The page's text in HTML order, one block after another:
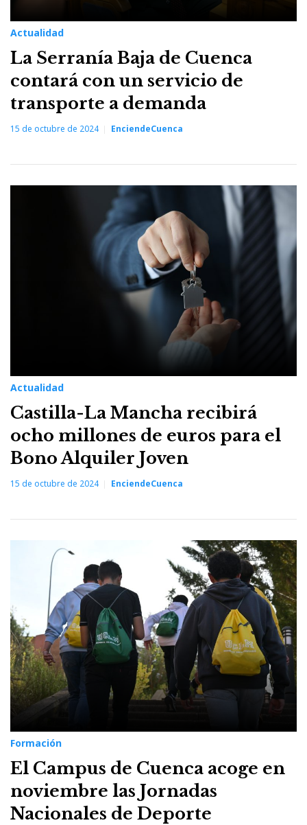
Actualidad
La Serranía Baja de Cuenca
contará con un servicio de
transporte a demanda
15 de octubre de 2024 EnciendeCuenca
Actualidad
Castilla-La Mancha recibirá
ocho millones de euros para el
Bono Alquiler Joven
15 de octubre de 2024 EnciendeCuenca
Formación
El Campus de Cuenca acoge en
noviembre las Jornadas
Nacionales de Deporte